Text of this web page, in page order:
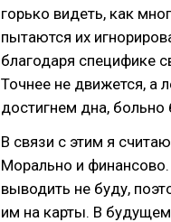
горько видеть, как
пытаются их
благодаря специфике
Точнее не движется, а
достигнем дна, больно
В связи с этим я
Морально и
выводить не буду,
им на карты. В